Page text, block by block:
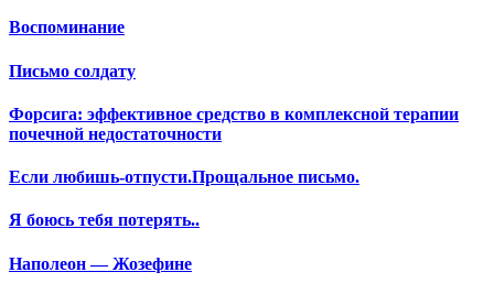
Воспоминание
Письмо солдату
Форсига: эффективное средство в комплексной терапии
почечной недостаточности
Если любишь-отпусти.Прощальное письмо.
Я боюсь тебя потерять..
Наполеон — Жозефине